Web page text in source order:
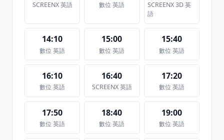
SCREENX 英語 數位 英語
SCREENX 3D 英
語
14:10
數位 英語
15:00
數位 英語
15:40
數位 英語
16:10
數位 英語
16:40
SCREENX 英語
17:20
數位 英語
17:50
數位 英語
18:40
數位 英語
19:00
數位 英語